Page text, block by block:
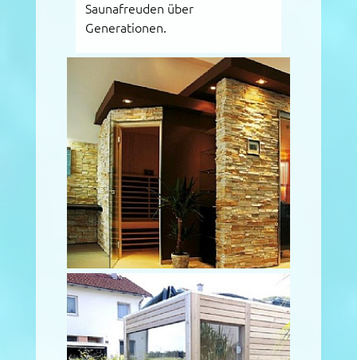
Saunafreuden über
Generationen.